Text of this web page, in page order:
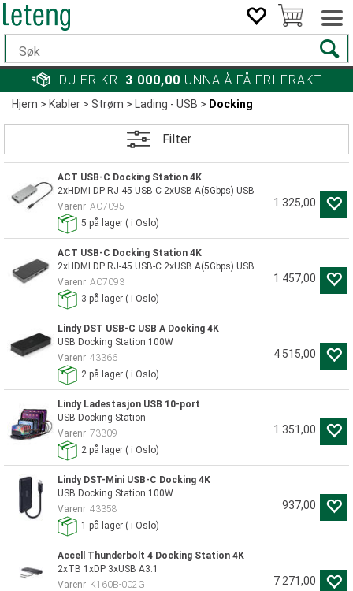
DU ER KR. 3 000,00 UNNA Å FÅ FRI FRAKT
Hjem>Kabler>Strøm>Lading - USB> Docking
Filter
ACT USB-C Docking Station 4K
2xHDMI DP RJ-45 USB-C 2xUSB A(5Gbps) USB
Varenr AC7095
5 på lager ( i Oslo)
1 325,00
ACT USB-C Docking Station 4K
2xHDMI DP RJ-45 USB-C 2xUSB A(5Gbps) USB
Varenr AC7093
3 på lager ( i Oslo)
1 457,00
Lindy DST USB-C USB A Docking 4K
USB Docking Station 100W
Varenr 43366
2 på lager ( i Oslo)
4 515,00
Lindy Ladestasjon USB 10-port
USB Docking Station
Varenr 73309
2 på lager ( i Oslo)
1 351,00
Lindy DST-Mini USB-C Docking 4K
USB Docking Station 100W
Varenr 43358
1 på lager ( i Oslo)
937,00
Accell Thunderbolt 4 Docking Station 4K
2xTB 1xDP 3xUSB A3.1
Varenr K160B-002G
7 271,00